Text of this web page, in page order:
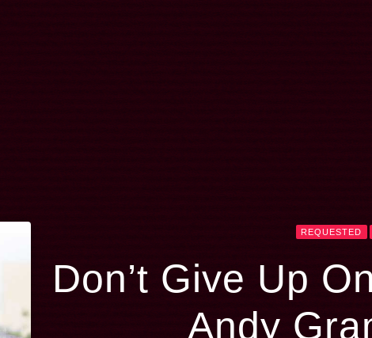
REQUESTED